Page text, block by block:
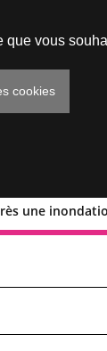
une
que vous
cookies